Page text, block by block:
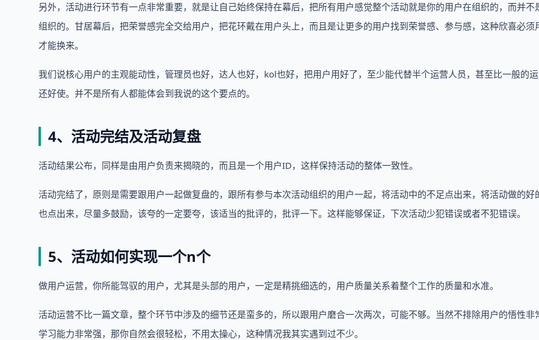
另外，活动进行环节有一点非常重要，就是让自己始终保持在幕后，把所有用户感觉整个活动就是你的用户在组织的，而并不
组织的。甘居幕后，把荣誉感完全交给用户，把花环戴在用户头上，而且是让更多的用户找到荣誉感、参与感，这种欣喜必须
才能换来。
我们说核心用户的主观能动性，管理员也好，达人也好，kol也好，把用户用好了，至少能代替半个运营人员，甚至比一般的
还好使。并不是所有人都能体会到我说的这个要点的。
4、活动完结及活动复盘
活动结果公布，同样是由用户负责来揭晓的，而且是一个用户ID，这样保持活动的整体一致性。
活动完结了，原则是需要跟用户一起做复盘的，跟所有参与本次活动组织的用户一起，将活动中的不足点出来，将活动做的好
也点出来，尽量多鼓励，该夸的一定要夸，该适当的批评的，批评一下。这样能够保证，下次活动少犯错误或者不犯错误。
5、活动如何实现一个n个
做用户运营，你所能驾驭的用户，尤其是头部的用户，一定是精挑细选的，用户质量关系着整个工作的质量和水准。
活动运营不比一篇文章，整个环节中涉及的细节还是蛮多的，所以跟用户磨合一次两次，可能不够。当然不排除用户的悟性非
学习能力非常强，那你自然会很轻松，不用太操心，这种情况我其实遇到过不少。